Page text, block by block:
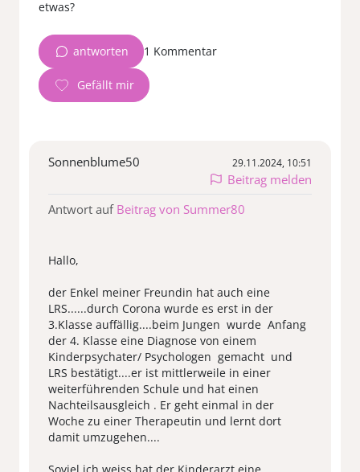
antworten 1 Kommentar
Sonnenblume50 29.11.2024, 10:51
Beitrag melden
Antwort auf Beitrag von Summer80
Hallo,
der Enkel meiner Freundin hat auch eine
LRS......durch Corona wurde es erst in der
3.Klasse auffällig....beim Jungen wurde Anfang
der 4. Klasse eine Diagnose von einem
Kinderpsychater/ Psychologen gemacht und
LRS bestätigt....er ist mittlerweile in einer
weiterführenden Schule und hat einen
Nachteilsausgleich . Er geht einmal in der
Woche zu einer Therapeutin und lernt dort
damit umzugehen....